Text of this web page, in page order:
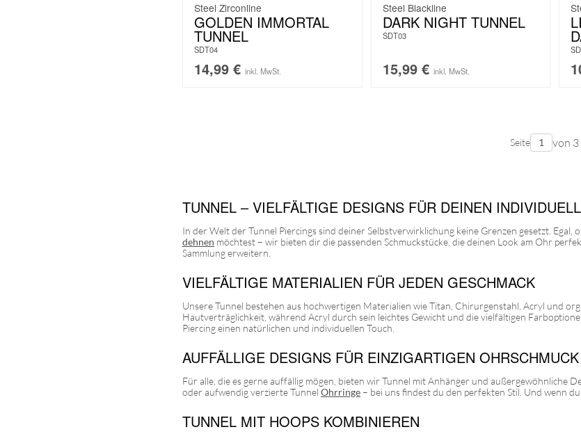
Steel Zirconline
GOLDEN IMMORTAL
TUNNEL
SDT04
14,99 € inkl. MwSt.
Steel Blackline
DARK NIGHT TUNNEL
SDT03
15,99 € inkl. MwSt.
Seite von 3
TUNNEL – VIELFÄLTIGE DESIGNS FÜR DEINEN
In der Welt der Tunnel Piercings sind deiner Selbstverwirklichung keine Grenzen gesetzt.
dehnen möchtest – wir bieten dir die passenden Schmuckstücke, die deinen Look am Ohr
Sammlung erweitern.
VIELFÄLTIGE MATERIALIEN FÜR JEDEN GESCHMACK
Unsere Tunnel bestehen aus hochwertigen Materialien wie Titan, Chirurgenstahl, Acryl und
Hautverträglichkeit, während Acryl durch sein leichtes Gewicht und die vielfältigen
Piercing einen natürlichen und individuellen Touch.
AUFFÄLLIGE DESIGNS FÜR EINZIGARTIGEN OHRSCHMUCK
Für alle, die es gerne auffällig mögen, bieten wir Tunnel mit Anhänger und außergewöhnliche
oder aufwendig verzierte Tunnel Ohrringe – bei uns findest du den perfekten Stil. Und wenn
TUNNEL MIT HOOPS KOMBINIEREN